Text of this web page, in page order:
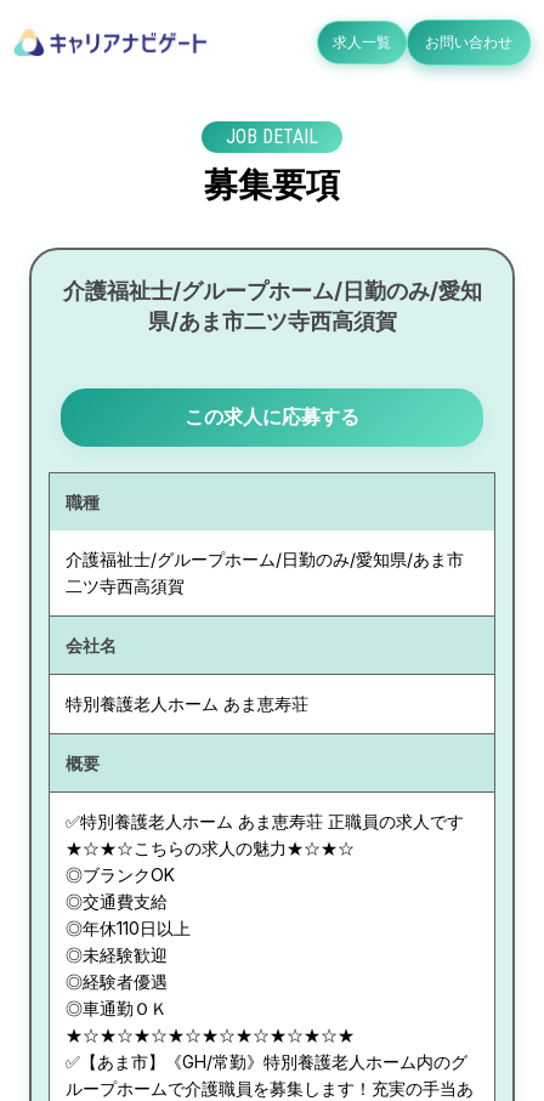
求人一覧 お問い合わせ
JOB DETAIL
募集要項
介護福祉士/グループホーム/日勤のみ/愛知
県/あま市二ツ寺西高須賀
この求人に応募する
職種
介護福祉士/グループホーム/日勤のみ/愛知県/あま市
二ツ寺西高須賀
会社名
特別養護老人ホーム あま恵寿荘
概要
✅特別養護老人ホーム あま恵寿荘 正職員の求人です
★☆★☆こちらの求人の魅力★☆★☆
◎ブランクOK
◎交通費支給
◎年休110日以上
◎未経験歓迎
◎経験者優遇
◎車通勤ＯＫ
★☆★☆★☆★☆★☆★☆★☆★☆★
✅【あま市】《GH/常勤》特別養護老人ホーム内のグ
ループホームで介護職員を募集します！充実の手当あ